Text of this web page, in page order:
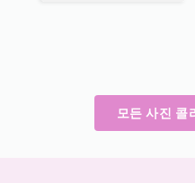
모든 사진 콜